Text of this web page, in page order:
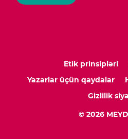
Etik prinsipləri
Yazarlar üçün qaydalar
Gizlilik
© 2026